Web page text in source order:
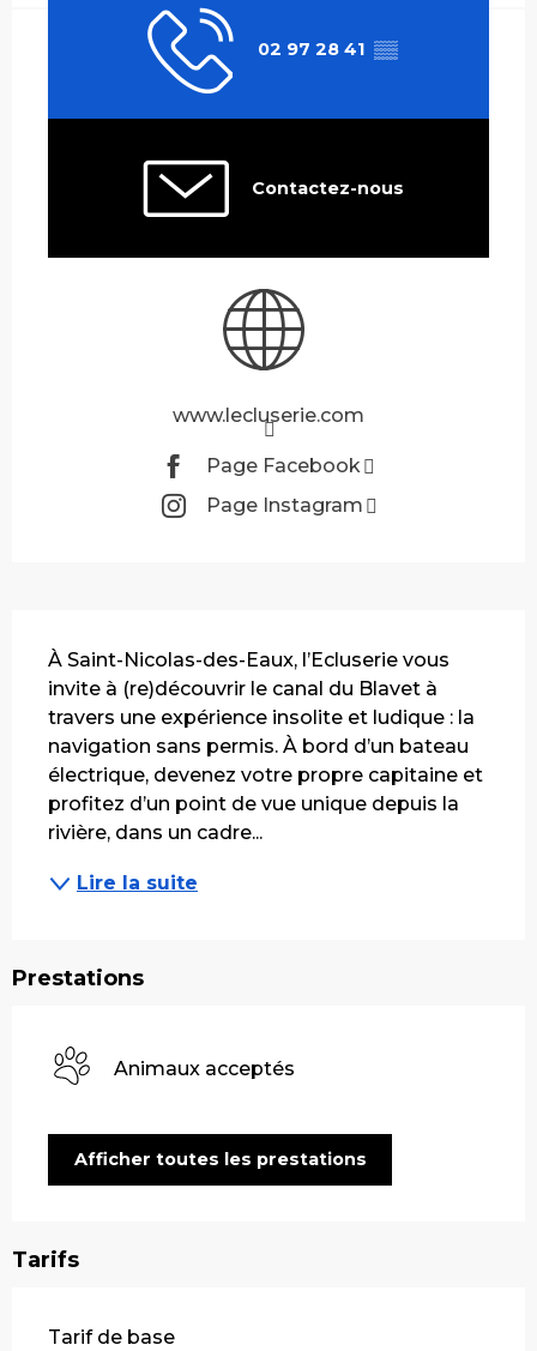
02 97 28 41 ▒▒
Contactez-nous
www.lecluserie.com
Page Facebook
Page Instagram
À Saint-Nicolas-des-Eaux, l’Ecluserie vous
invite à (re)découvrir le canal du Blavet à
travers une expérience insolite et ludique : la
navigation sans permis. À bord d’un bateau
électrique, devenez votre propre capitaine et
profitez d’un point de vue unique depuis la
rivière, dans un cadre...
Lire la suite
Prestations
Animaux acceptés
Afficher toutes les prestations
Tarifs
Tarifs 2026
Tarif de base